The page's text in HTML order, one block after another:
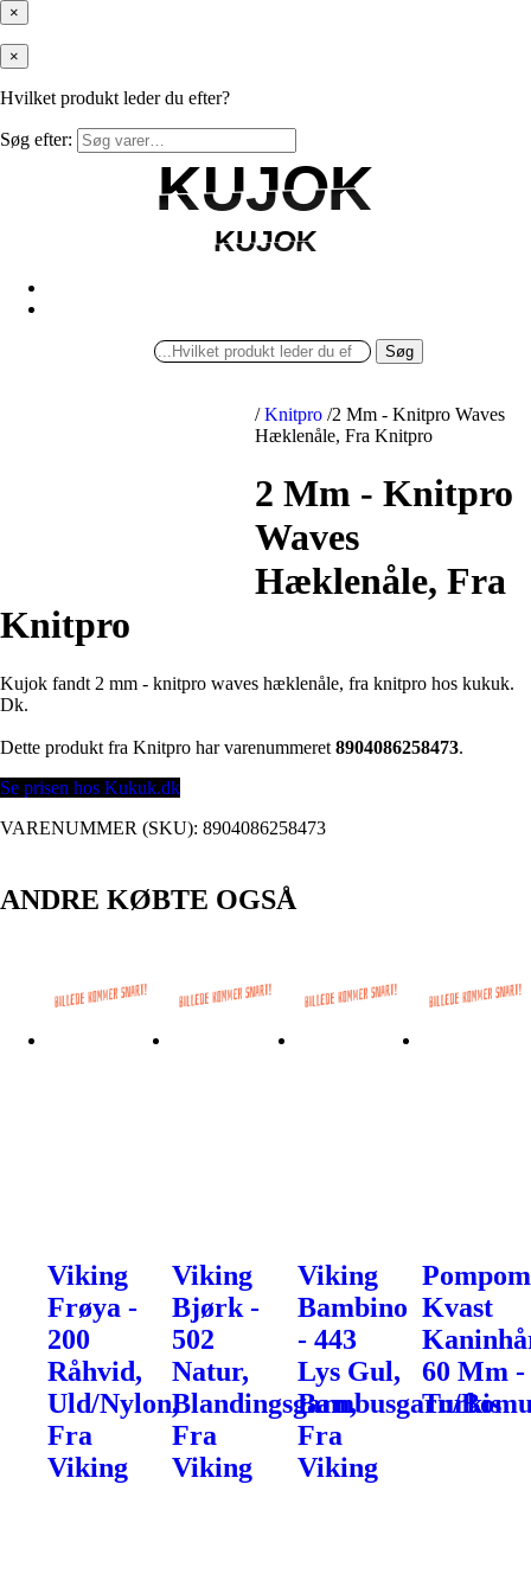
×
×
Hvilket produkt leder du efter?
Søg efter:
KUJOK
KUJOK
KUJOK
KUJOK
Søg
/ Knitpro /2 Mm - Knitpro Waves
Hæklenåle, Fra Knitpro
2 Mm - Knitpro
Waves
Hæklenåle, Fra
Knitpro
Kujok fandt 2 mm - knitpro waves hæklenåle, fra knitpro hos kukuk.
Dk.
Dette produkt fra Knitpro har varenummeret 8904086258473.
Se prisen hos Kukuk.dk
VARENUMMER (SKU): 8904086258473
ANDRE KØBTE OGSÅ
Viking
Frøya -
200
Råhvid,
Uld/Nylon,
Fra
Viking
Viking
Bjørk -
502
Natur,
Blandingsgarn,
Fra
Viking
Viking
Bambino
- 443
Lys Gul,
Bambusgarn/
Fra
Viking
Pompom
Kvast
60 Mm -
Turkis